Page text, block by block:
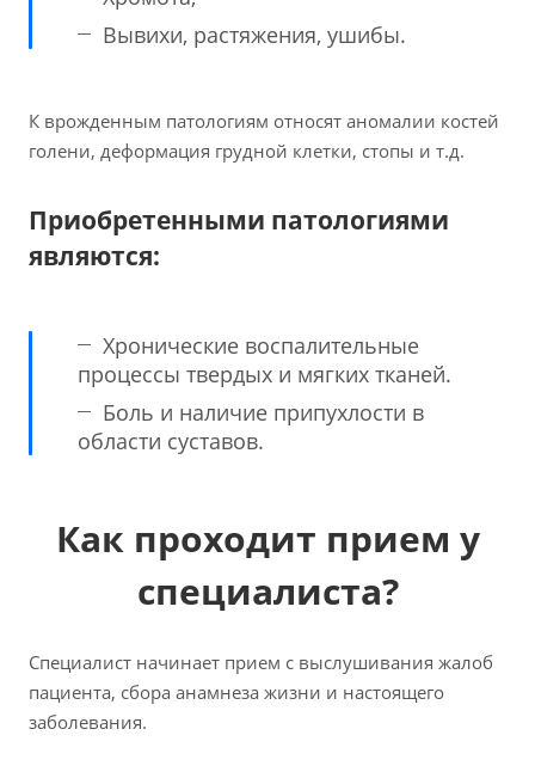
Вывихи, растяжения, ушибы.
К врожденным патологиям относят аномалии костей
голени, деформация грудной клетки, стопы и т.д.
Приобретенными патологиями
являются:
Хронические воспалительные
процессы твердых и мягких тканей.
Боль и наличие припухлости в
области суставов.
Как проходит прием у
специалиста?
Специалист начинает прием с выслушивания жалоб
пациента, сбора анамнеза жизни и настоящего
заболевания.